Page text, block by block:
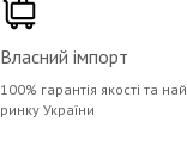
Власний імпорт
100% гарантія якості та
ринку України